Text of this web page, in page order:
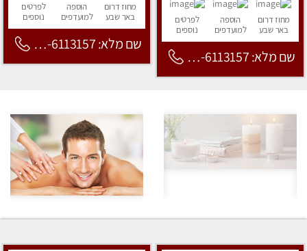
מחוז דרום
באר שבע
הוספה
למועדפים
לפרטים
נוספים
שם מלא: 053-6113157
מחוז דרום
באר שבע
הוספה
למועדפים
לפרטים
נוספים
שם מלא: 053-6113157